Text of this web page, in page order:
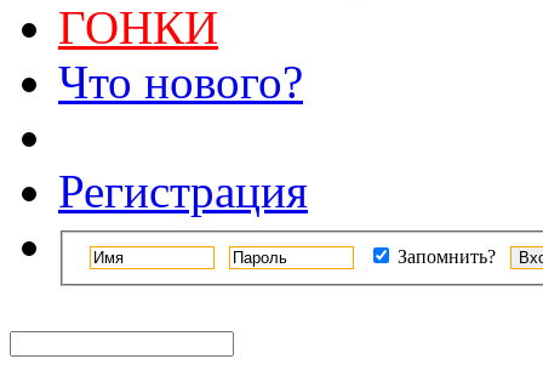
ГОНКИ
Что нового?
Регистрация
Запомнить?